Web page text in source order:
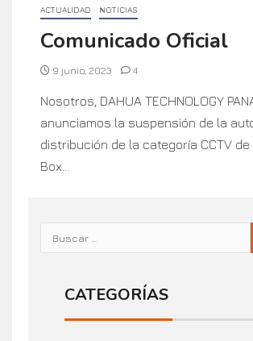
ACTUALIDAD NOTICIAS
Comunicado Oficial
9 junio, 2023 4
Nosotros, DAHUA TECHNOLOGY
anunciamos la suspensión de la
distribución de la categoría CCTV
Box...
CATEGORÍAS